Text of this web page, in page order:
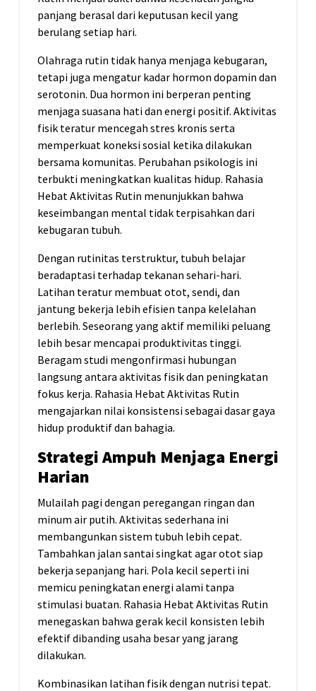
panjang berasal dari keputusan kecil yang
berulang setiap hari.
Olahraga rutin tidak hanya menjaga kebugaran,
tetapi juga mengatur kadar hormon dopamin dan
serotonin. Dua hormon ini berperan penting
menjaga suasana hati dan energi positif. Aktivitas
fisik teratur mencegah stres kronis serta
memperkuat koneksi sosial ketika dilakukan
bersama komunitas. Perubahan psikologis ini
terbukti meningkatkan kualitas hidup. Rahasia
Hebat Aktivitas Rutin menunjukkan bahwa
keseimbangan mental tidak terpisahkan dari
kebugaran tubuh.
Dengan rutinitas terstruktur, tubuh belajar
beradaptasi terhadap tekanan sehari-hari.
Latihan teratur membuat otot, sendi, dan
jantung bekerja lebih efisien tanpa kelelahan
berlebih. Seseorang yang aktif memiliki peluang
lebih besar mencapai produktivitas tinggi.
Beragam studi mengonfirmasi hubungan
langsung antara aktivitas fisik dan peningkatan
fokus kerja. Rahasia Hebat Aktivitas Rutin
mengajarkan nilai konsistensi sebagai dasar gaya
hidup produktif dan bahagia.
Strategi Ampuh Menjaga Energi
Harian
Mulailah pagi dengan peregangan ringan dan
minum air putih. Aktivitas sederhana ini
membangunkan sistem tubuh lebih cepat.
Tambahkan jalan santai singkat agar otot siap
bekerja sepanjang hari. Pola kecil seperti ini
memicu peningkatan energi alami tanpa
stimulasi buatan. Rahasia Hebat Aktivitas Rutin
menegaskan bahwa gerak kecil konsisten lebih
efektif dibanding usaha besar yang jarang
dilakukan.
Kombinasikan latihan fisik dengan nutrisi tepat.